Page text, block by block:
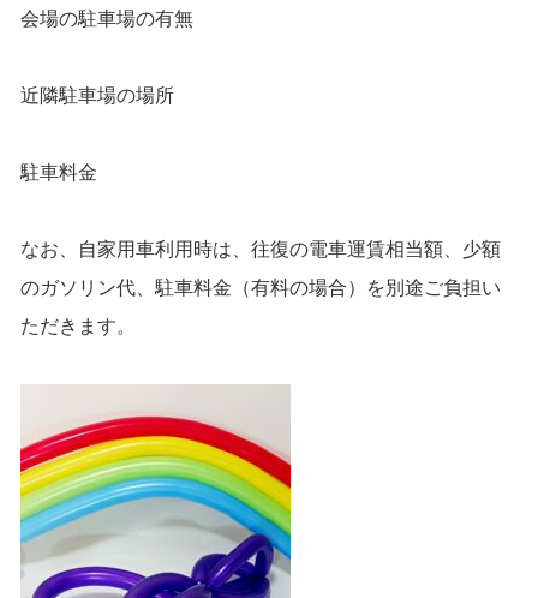
会場の駐車場の有無
近隣駐車場の場所
駐車料金
なお、自家用車利用時は、往復の電車運賃相当額、少額
のガソリン代、駐車料金（有料の場合）を別途ご負担い
ただきます。